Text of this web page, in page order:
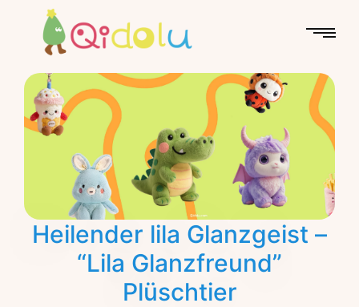
Heilender lila Glanzgeist –
“Lila Glanzfreund”
Plüschtier